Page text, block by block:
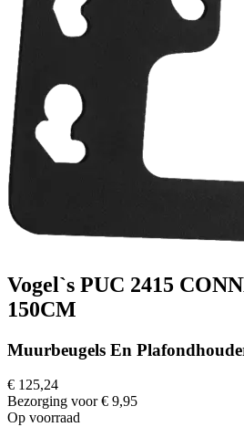
Vogel`s PUC 2415
150CM
Muurbeugels En
€ 125,24
Bezorging voor € 9,95
Op voorraad